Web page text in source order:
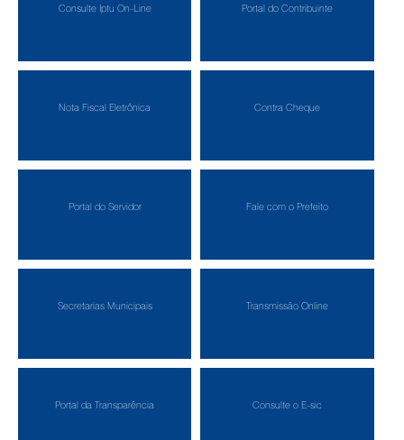
Consulte Iptu On-Line Portal do Contribuinte
Nota Fiscal Eletrônica Contra Cheque
Portal do Servidor Fale com o Prefeito
Secretarias Municipais Transmissão Online
Portal da Transparência Consulte o E-sic